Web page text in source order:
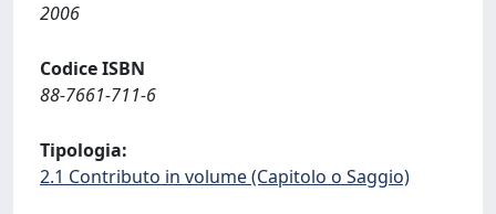
2006
Codice ISBN
88-7661-711-6
Tipologia:
2.1 Contributo in volume (Capitolo o Saggio)